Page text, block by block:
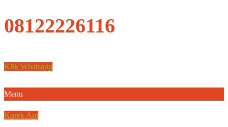
08122226116
Klik Whatsapp
Menu
Korek Api